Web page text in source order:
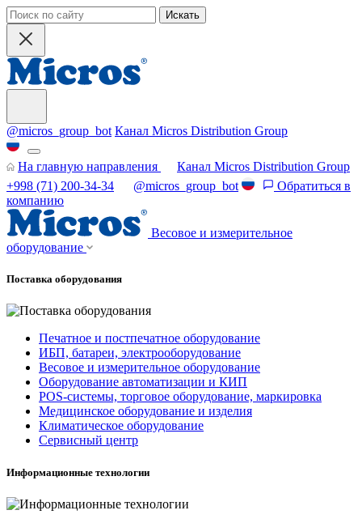
Искать
@micros_group_bot Канал Micros Distribution Group
На главную направления
Канал Micros Distribution Group
+998 (71) 200-34-34
@micros_group_bot
Обратиться в
компанию
Весовое и измерительное
оборудование
Поставка оборудования
Печатное и постпечатное оборудование
ИБП, батареи, электрооборудование
Весовое и измерительное оборудование
Оборудование автоматизации и КИП
POS-системы, торговое оборудование, маркировка
Медицинское оборудование и изделия
Климатическое оборудование
Сервисный центр
Информационные технологии